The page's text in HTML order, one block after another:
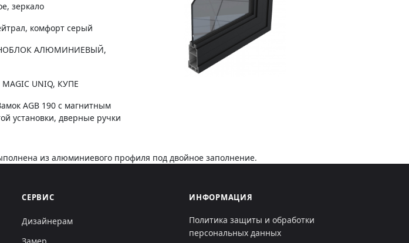
зеркало
комфорт серый
АЛЮМИНИЕВЫЙ,
UNIQ, КУПЕ
AGB 190 с магнитным
установки, дверные ручки
из алюминиевого профиля под двойное заполнение.
СЕРВИС
Дизайнерам
ИНФОРМАЦИЯ
Политика защиты и обработки
персональных данных